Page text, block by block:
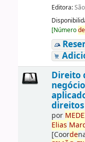
Editora:
[Númerode
Direito
por MEDE
Elias
[Coorde